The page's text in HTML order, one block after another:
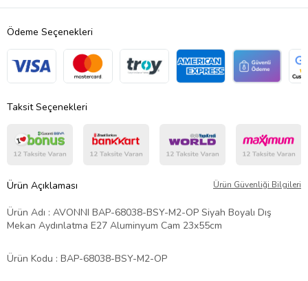
Ödeme Seçenekleri
Taksit Seçenekleri
Ürün Açıklaması Ürün Güvenliği Bilgileri
Ürün Adı : AVONNI BAP-68038-BSY-M2-OP Siyah Boyalı Dış
Mekan Aydınlatma E27 Aluminyum Cam 23x55cm
Ürün Kodu : BAP-68038-BSY-M2-OP